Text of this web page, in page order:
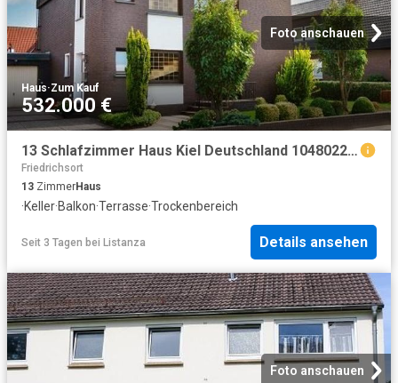
Foto anschauen
Haus·Zum Kauf
532.000 €
13 Schlafzimmer Haus Kiel Deutschland 104802271
Friedrichsort
13 ZimmerHaus
·Keller·Balkon·Terrasse·Trockenbereich
Seit 3 Tagen bei Listanza Details ansehen
Foto anschauen